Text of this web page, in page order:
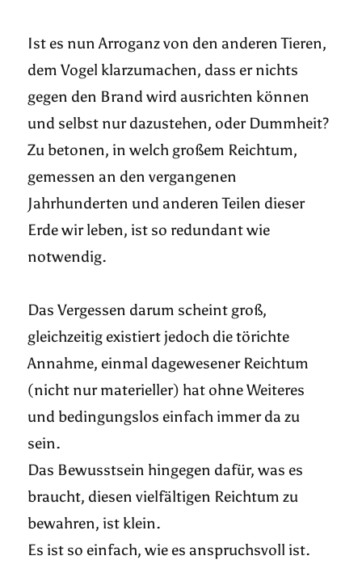
Ist es nun Arroganz von den anderen Tieren,
dem Vogel klarzumachen, dass er nichts
gegen den Brand wird ausrichten können
und selbst nur dazustehen, oder Dummheit?
Zu betonen, in welch großem Reichtum,
gemessen an den vergangenen
Jahrhunderten und anderen Teilen dieser
Erde wir leben, ist so redundant wie
notwendig.
Das Vergessen darum scheint groß,
gleichzeitig existiert jedoch die törichte
Annahme, einmal dagewesener Reichtum
(nicht nur materieller) hat ohne Weiteres
und bedingungslos einfach immer da zu
sein.
Das Bewusstsein hingegen dafür, was es
braucht, diesen vielfältigen Reichtum zu
bewahren, ist klein.
Es ist so einfach, wie es anspruchsvoll ist.